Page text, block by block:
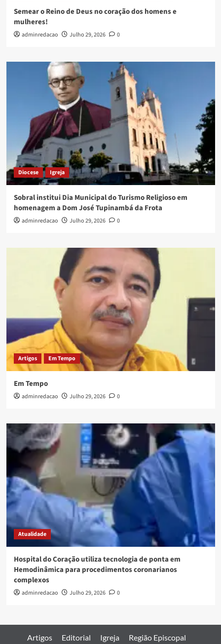
Semear o Reino de Deus no coração dos homens e
mulheres!
adminredacao Julho 29, 2026 0
Diocese Igreja
Sobral institui Dia Municipal do Turismo Religioso em
homenagem a Dom José Tupinambá da Frota
adminredacao Julho 29, 2026 0
Artigos Em Tempo
Em Tempo
adminredacao Julho 29, 2026 0
Atualidade
Hospital do Coração utiliza tecnologia de ponta em
Hemodinâmica para procedimentos coronarianos
complexos
adminredacao Julho 29, 2026 0
Artigos Editorial Igreja
Região Episcopal